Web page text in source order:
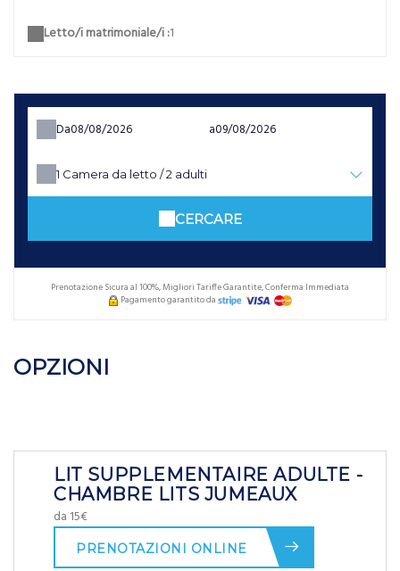
Letto/i matrimoniale/i :1
Da a
1 Camera da letto /2 adulti
CERCARE
Prenotazione Sicura al 100%, Migliori Tariffe Garantite, Conferma Immediata
Pagamento garantito da
OPZIONI
LIT SUPPLEMENTAIRE ADULTE -
CHAMBRE LITS JUMEAUX
da 15€
PRENOTAZIONI ONLINE